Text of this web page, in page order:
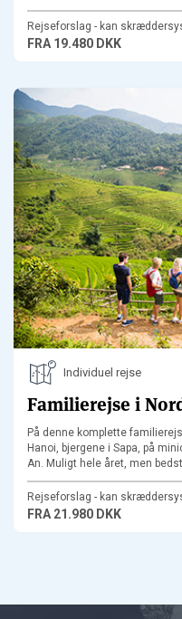
Rejseforslag - kan
FRA 19.480 DKK
Individuel rejse
Familierejse i
På denne komplette
Hanoi, bjergene i Sapa, på
An. Muligt hele året, men
Rejseforslag - kan
FRA 21.980 DKK